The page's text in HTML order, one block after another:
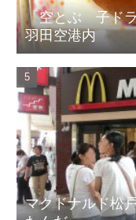
「空とぶ 子ド
羽田空港内
マクドナルド松